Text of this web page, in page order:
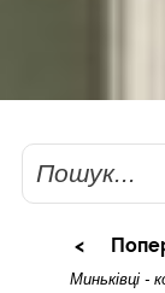
Пошук
Миньківці -